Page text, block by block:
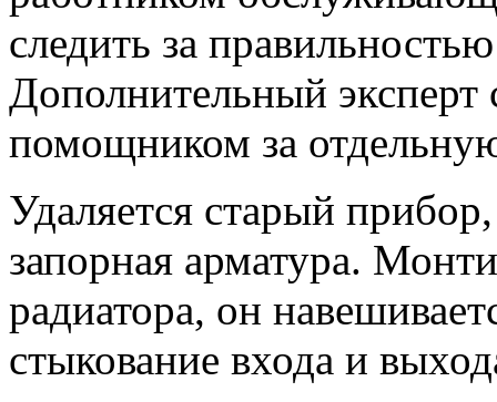
следить за
Дополнительный
помощником за
Удаляется старый
запорная арматура.
радиатора, он
стыкование входа и